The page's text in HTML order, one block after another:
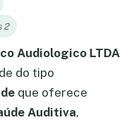
2
Audiologico LTDA
do tipo
que oferece
Auditiva,